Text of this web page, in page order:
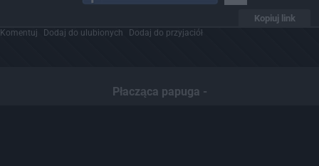
Kopiuj link
Komentuj Dodaj do ulubionych Dodaj do przyjaciół
Płacząca papuga -